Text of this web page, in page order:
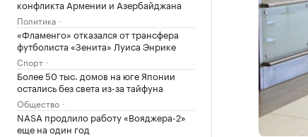
конфликта Армении и Азербайджана
Политика
«Фламенго» отказался от трансфера
футболиста «Зенита» Луиса Энрике
Спорт
Более 50 тыс. домов на юге Японии
остались без света из-за тайфуна
Общество
NASA продлило работу «Вояджера-2»
еще на один год